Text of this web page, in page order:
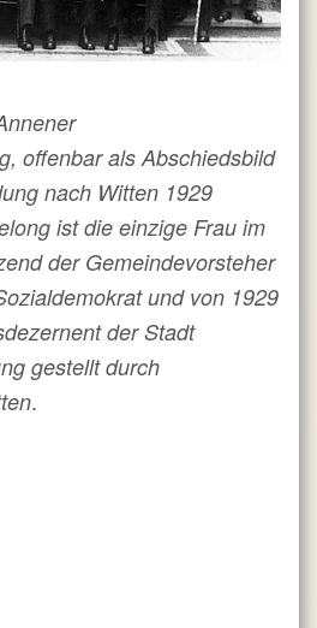
offenbar als Abschiedsbild
nach Witten 1929
ist die einzige Frau im
der Gemeindevorsteher
und von 1929
der Stadt
gestellt durch
.